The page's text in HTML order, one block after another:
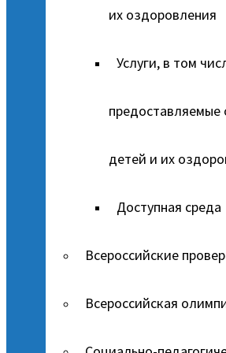
их оздоровления
Услуги, в том
предоставляемые
детей и их
Доступная среда
Всероссийские
Всероссийская